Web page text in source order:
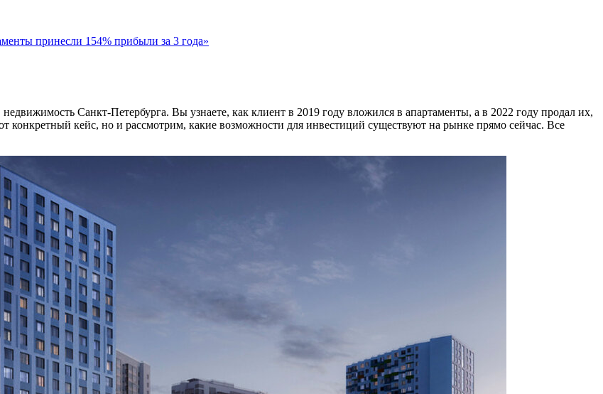
принесли 154% прибыли за 3 года»
Санкт-Петербурга. Вы узнаете, как клиент в 2019 году вложился в апартаменты, а в 2022 году продал их,
конкретный кейс, но и рассмотрим, какие возможности для инвестиций существуют на рынке прямо сейчас. Все